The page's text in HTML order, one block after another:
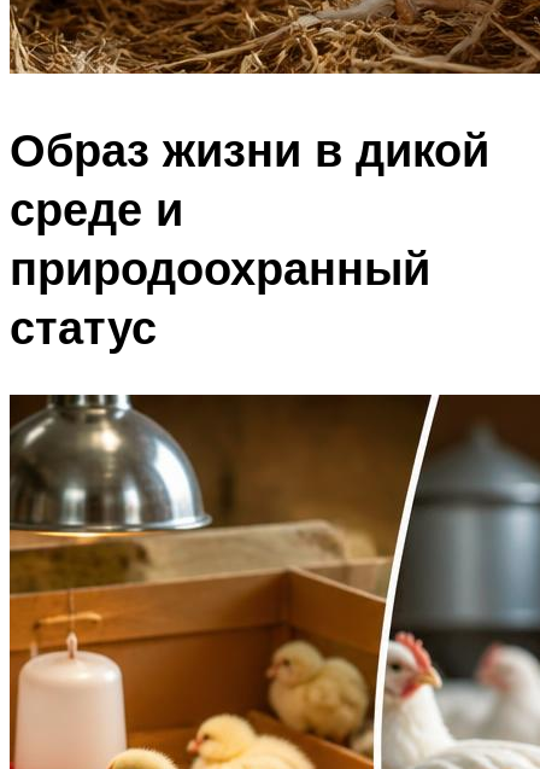
Образ жизни в дикой
среде и
природоохранный
статус